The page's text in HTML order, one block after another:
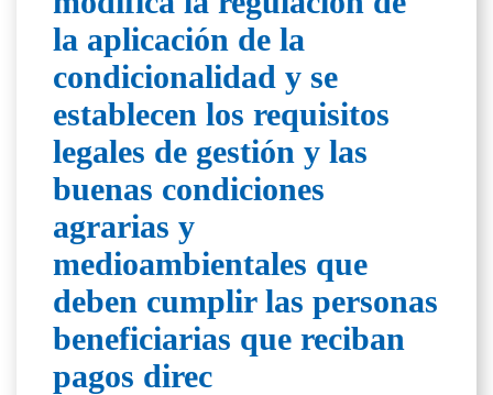
la aplicación de la
condicionalidad y se
establecen los requisitos
legales de gestión y las
buenas condiciones
agrarias y
medioambientales que
deben cumplir las personas
beneficiarias que reciban
pagos direc